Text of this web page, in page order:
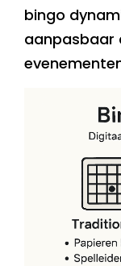
bingo
aanpasbaar